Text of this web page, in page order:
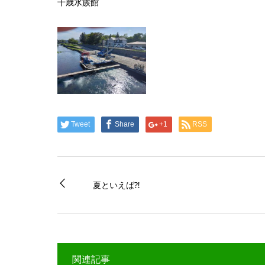
千歳水族館
Tweet Share +1 RSS
夏といえば⁈
関連記事